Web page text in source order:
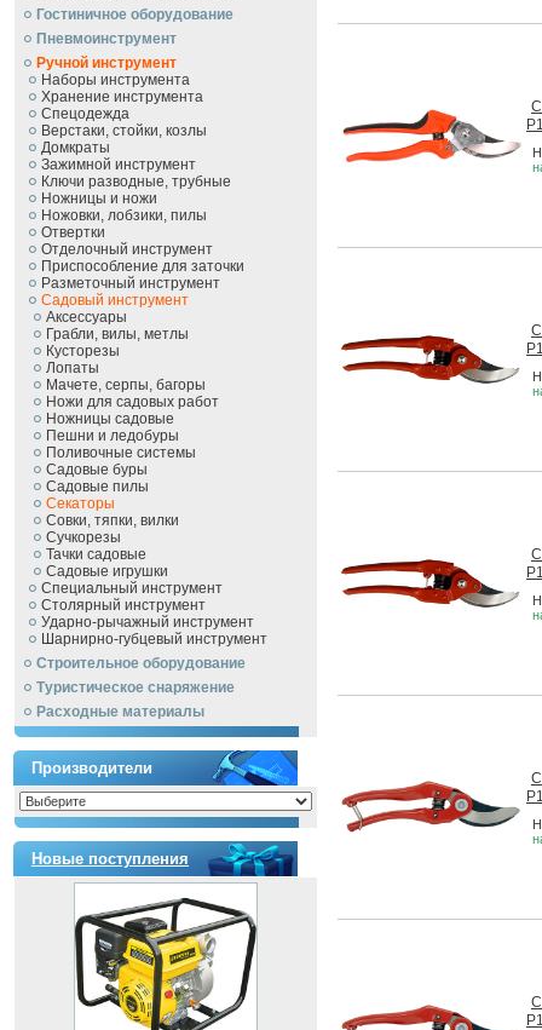
Гостиничное оборудование
Пневмоинструмент
Ручной инcтрумент
Наборы инструмента
Хранение инструмента
Спецодежда
Верстаки, стойки, козлы
Домкраты
Зажимной инструмент
Ключи разводные, трубные
Ножницы и ножи
Ножовки, лобзики, пилы
Отвертки
Отделочный инструмент
Приспособление для заточки
Разметочный инструмент
Садовый инструмент
Аксессуары
Грабли, вилы, метлы
Кусторезы
Лопаты
Мачете, серпы, багоры
Ножи для садовых работ
Ножницы садовые
Пешни и ледобуры
Поливочные системы
Садовые буры
Садовые пилы
Секаторы
Совки, тяпки, вилки
Сучкорезы
Тачки садовые
Садовые игрушки
Специальный инструмент
Столярный инструмент
Ударно-рычажный инструмент
Шарнирно-губцевый инструмент
Строительное оборудование
Туристическое снаряжение
Расходные материалы
Производители
Новые поступления